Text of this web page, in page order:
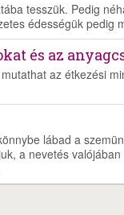
tesszük. Pedig
édességük pedig
és az
az étkezési
lábad a
a nevetés